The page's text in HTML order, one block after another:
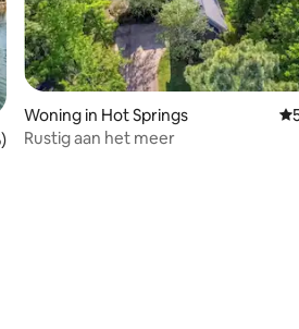
beoordeling van 5 op 5, 15
Woning in Hot Springs
Rustig aan het meer